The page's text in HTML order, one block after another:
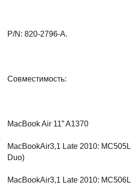
P/N: 820-2796-A.
Совместимость:
MacBook Air 11” A1370
MacBookAir3,1 Late 2010:
Duo)
MacBookAir3,1 Late 2010: